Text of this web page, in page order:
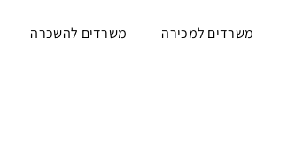
משרדים למכירה משרדים להשכרה